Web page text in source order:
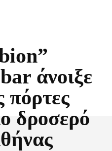
άνοιξε
πόρτες
δροσερό